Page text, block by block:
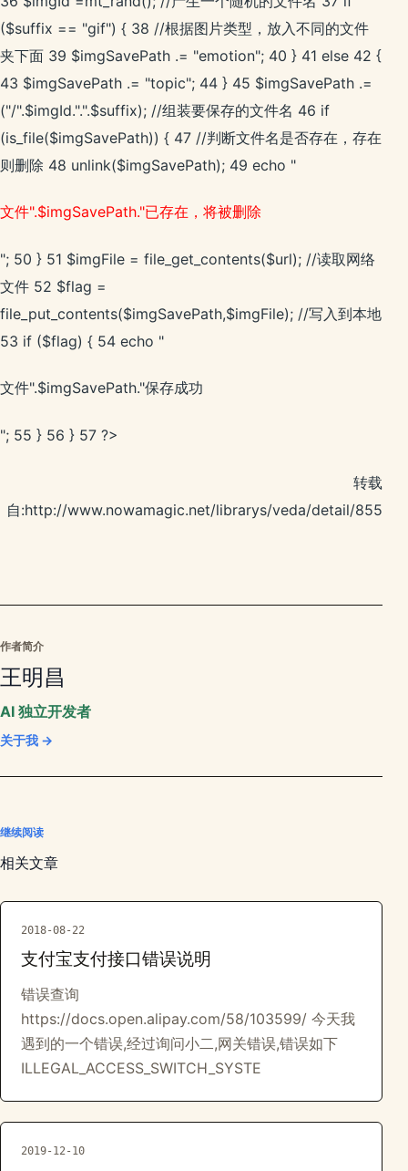
($suffix == "gif") { 38 //根据图片类型，放入不同的文件
夹下面 39 $imgSavePath .= "emotion"; 40 } 41 else 42 {
43 $imgSavePath .= "topic"; 44 } 45 $imgSavePath .=
("/".$imgId.".".$suffix); //组装要保存的文件名 46 if
(is_file($imgSavePath)) { 47 //判断文件名是否存在，存在
则删除 48 unlink($imgSavePath); 49 echo "
文件".$imgSavePath."已存在，将被删除
"; 50 } 51 $imgFile = file_get_contents($url); //读取网络
文件 52 $flag =
file_put_contents($imgSavePath,$imgFile); //写入到本地
53 if ($flag) { 54 echo "
文件".$imgSavePath."保存成功
"; 55 } 56 } 57 ?>
转载
自:http://www.nowamagic.net/librarys/veda/detail/855
作者简介
王明昌
AI 独立开发者
关于我 →
继续阅读
相关文章
2018-08-22
支付宝支付接口错误说明
错误查询
https://docs.open.alipay.com/58/103599/ 今天我
遇到的一个错误,经过询问小二,网关错误,错误如下
ILLEGAL_ACCESS_SWITCH_SYSTE
2019-12-10